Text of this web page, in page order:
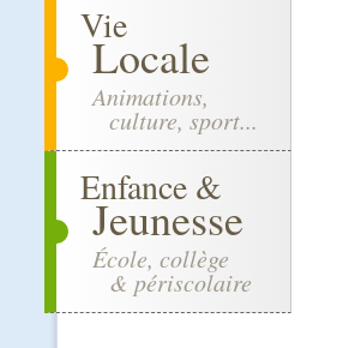
Vie
Locale
Animations,
culture, sport...
Enfance &
Jeunesse
École, collège
& périscolaire